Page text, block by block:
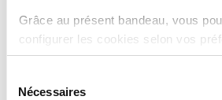
Grâce au présent bandeau, vous
configurer les cookies selon vos
des cookies strictement
site. Une description des différents
sous l’onglet « Détails » ci-dessus.
Nécessaires
constitue une obligation légale
pratiques sur l’implémentation